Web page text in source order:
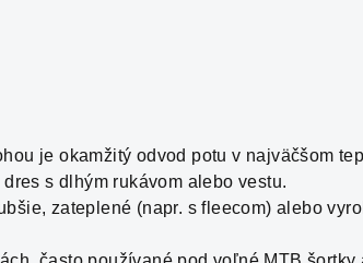
je okamžitý odvod potu v najväčšom
s dlhým rukávom alebo vestu.
zateplené (napr. s fleecom) alebo